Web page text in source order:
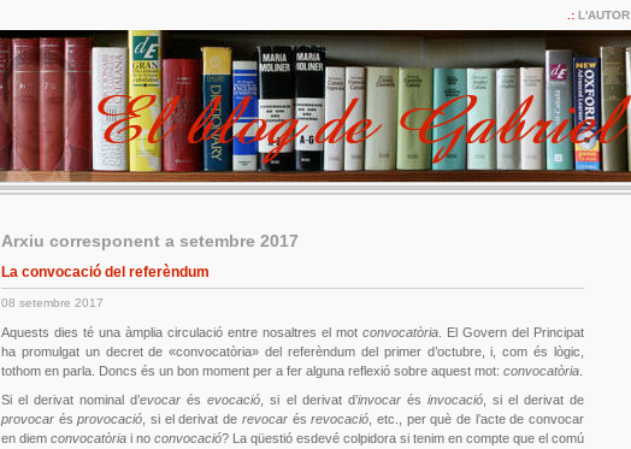
L'AUTOR
Arxiu corresponent a setembre 2017
La convocació del referèndum
08 setembre 2017
Aquests dies té una àmplia circulació entre nosaltres el mot convocatòria . El Govern del Principat
ha promulgat un decret de «convocatòria» del referèndum del primer d’octubre, i, com és lògic,
tothom en parla. Doncs és un bon moment per a fer alguna reflexió sobre aquest mot: convocatòria
Si el derivat nominal d’evocar ésevocació , si el derivat d’invocarés invocació, si el derivat de
provocar ésprovocació , si el derivat de revocarésrevocació , etc., per què de l’acte de convocar
en diem convocatòria i no convocació? La qüestió esdevé colpidora si tenim en compte que el comú